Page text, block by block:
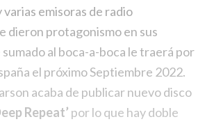
emisoras de radio
dieron protagonismo en sus
al boca-a-boca le traerá por
el próximo Septiembre 2022.
acaba de publicar nuevo disco
Repeat’ por lo que hay doble